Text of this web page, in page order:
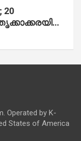
രണ്ടുപേര്‍
Operated by K-
States of America